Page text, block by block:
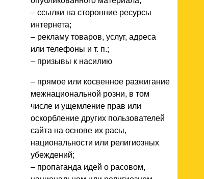
– ссылки на сторонние ресурсы
интернета;
– рекламу товаров, услуг, адреса
или телефоны и т. п.;
– призывы к насилию
– прямое или косвенное разжигание
межнациональной розни, в том
числе и ущемление прав или
оскорбление других пользователей
сайта на основе их расы,
национальности или религиозных
убеждений;
– пропаганда идей о расовом,